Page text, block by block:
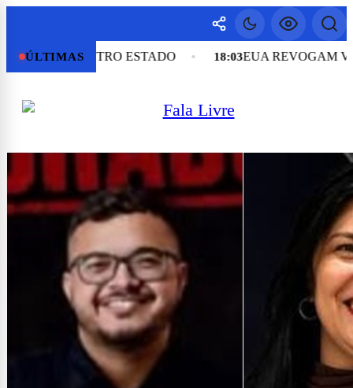
ÚLTIMAS
ESTADO 18:03EUA REVOGAM VISTO DA